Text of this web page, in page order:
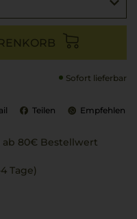
Sofort lieferbar
Teilen Empfehlen
80€ Bestellwert
Tage)